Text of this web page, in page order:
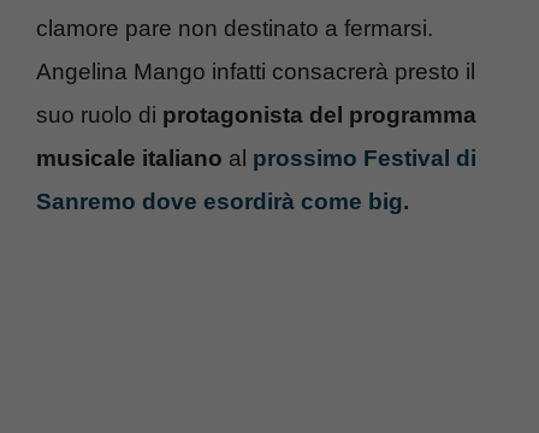
clamore pare non destinato a fermarsi.
Angelina Mango infatti consacrerà presto il
suo ruolo di protagonista del programma
musicale italiano al prossimo Festival di
Sanremo dove esordirà come big.